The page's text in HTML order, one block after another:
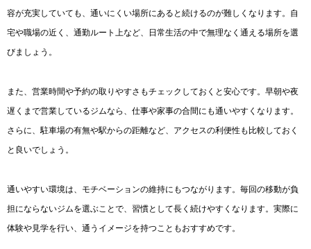
容が充実していても、通いにくい場所にあると続けるのが難しくなります。自
宅や職場の近く、通勤ルート上など、日常生活の中で無理なく通える場所を選
びましょう。
また、営業時間や予約の取りやすさもチェックしておくと安心です。早朝や夜
遅くまで営業しているジムなら、仕事や家事の合間にも通いやすくなります。
さらに、駐車場の有無や駅からの距離など、アクセスの利便性も比較しておく
と良いでしょう。
通いやすい環境は、モチベーションの維持にもつながります。毎回の移動が負
担にならないジムを選ぶことで、習慣として長く続けやすくなります。実際に
体験や見学を行い、通うイメージを持つこともおすすめです。